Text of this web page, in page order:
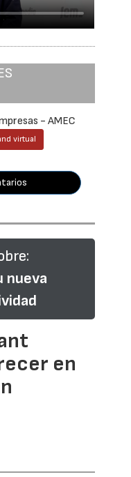
- AMEC
virtual
nueva
en